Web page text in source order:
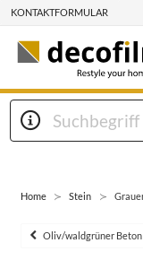
KONTAKTFORMULAR
Home Stein
Oliv/waldgrüner Beton